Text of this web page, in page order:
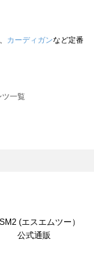
カーディガンなど定番
ツ一覧
のパンツ一覧